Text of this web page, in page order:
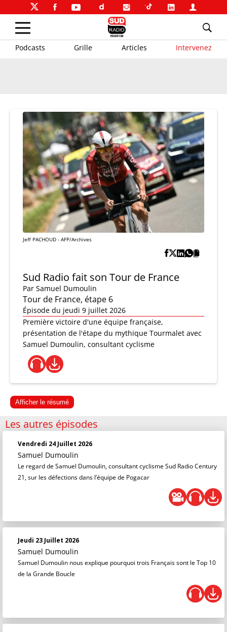
Podcasts Grille Articles Intervenez
Jeff PACHOUD - AFP/Archives
Sud Radio fait son Tour de France
Par Samuel Dumoulin
Tour de France, étape 6
Épisode du jeudi 9 juillet 2026
Première victoire d'une équipe française,
présentation de l'étape du mythique Tourmalet avec
Samuel Dumoulin, consultant cyclisme
Afficher le résumé
Les autres épisodes
Vendredi 24 Juillet 2026
Samuel Dumoulin
Le regard de Samuel Dumoulin, consultant cyclisme Sud Radio Century
21, sur les défections dans l’équipe de Pogacar
Jeudi 23 Juillet 2026
Samuel Dumoulin
Samuel Dumoulin nous explique pourquoi trois Français sont le Top 10
de la Grande Boucle